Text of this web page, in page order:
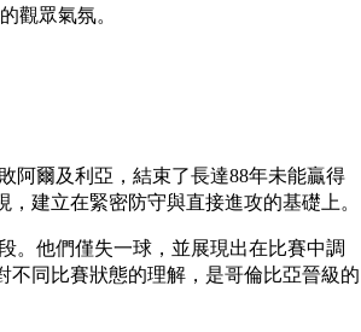
觀眾氣氛。
阿爾及利亞，結束了長達88年未能贏得
建立在緊密防守與直接進攻的基礎上。
。他們僅失一球，並展現出在比賽中調
同比賽狀態的理解，是哥倫比亞晉級的